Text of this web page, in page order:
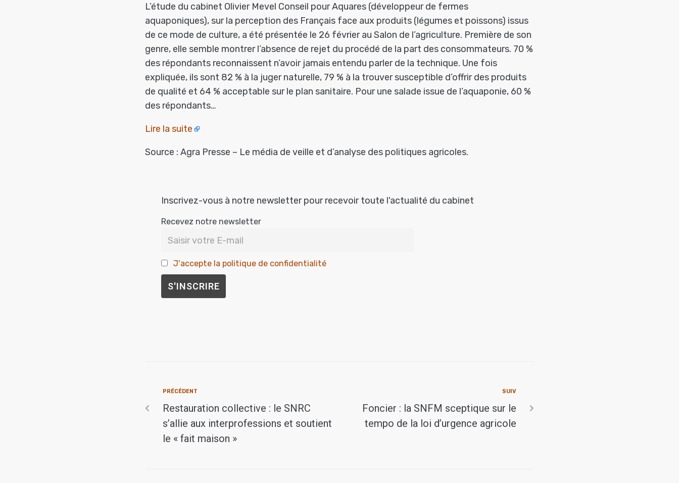
L’étude du cabinet Olivier Mevel Conseil pour Aquares (développeur de fermes
aquaponiques), sur la perception des Français face aux produits (légumes et poissons) issus
de ce mode de culture, a été présentée le 26 février au Salon de l’agriculture. Première de son
genre, elle semble montrer l’absence de rejet du procédé de la part des consommateurs. 70 %
des répondants reconnaissent n’avoir jamais entendu parler de la technique. Une fois
expliquée, ils sont 82 % à la juger naturelle, 79 % à la trouver susceptible d’offrir des produits
de qualité et 64 % acceptable sur le plan sanitaire. Pour une salade issue de l’aquaponie, 60 %
des répondants…
Lire la suite
Source : Agra Presse – Le média de veille et d’analyse des politiques agricoles.
Inscrivez-vous à notre newsletter pour recevoir toute l'actualité du cabinet
Recevez notre newsletter
J'accepte la politique de confidentialité
PRÉCÉDENT
Restauration collective : le SNRC
s’allie aux interprofessions et soutient
le « fait maison »
SUIV
Foncier : la SNFM sceptique sur le
tempo de la loi d’urgence agricole